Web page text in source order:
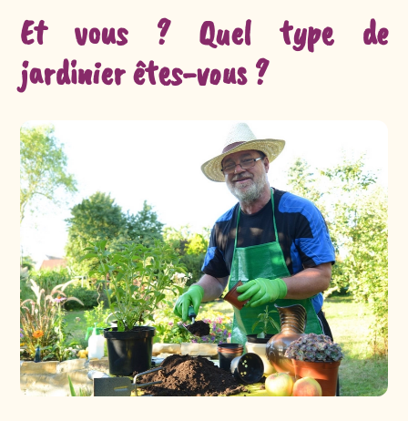
Et vous ? Quel type de
jardinier êtes-vous ?